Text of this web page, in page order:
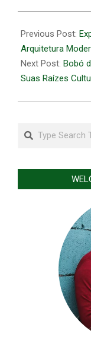
06-
03
Previous Post:
Arquitetura
Next Post: Bobó
Suas Raízes
Search